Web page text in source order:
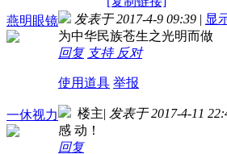
燕明眼镜
发表于 2017-4-9 09:39 | 显
为中华民族苍生之光明而做
回复 支持 反对
使用道具 举报
一休视力 楼主| 发表于 2017-4-11
感 动！
回复